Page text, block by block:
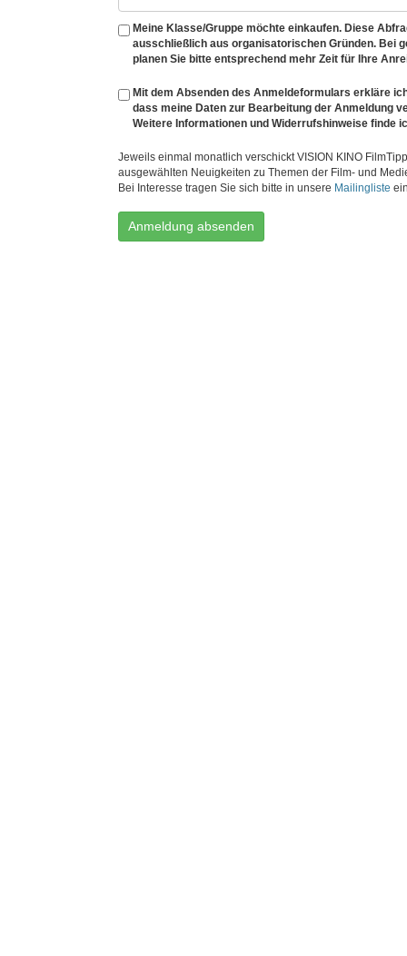
Meine Klasse/Gruppe möchte einkaufen. Diese
ausschließlich aus organisatorischen Gründen. Bei
planen Sie bitte entsprechend mehr Zeit für Ihre
Mit dem Absenden des Anmeldeformulars erkläre
dass meine Daten zur Bearbeitung der Anmeldung
Weitere Informationen und Widerrufshinweise finde
Jeweils einmal monatlich verschickt VISION KINO
ausgewählten Neuigkeiten zu Themen der Film- und
Bei Interesse tragen Sie sich bitte in unsere Mailingliste
Anmeldung absenden